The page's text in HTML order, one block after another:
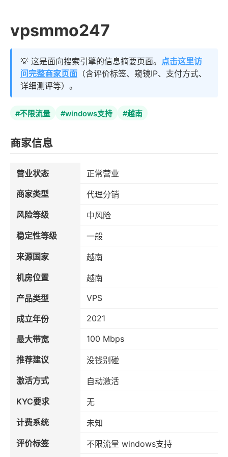
vpsmmo247
💡 这是面向搜索引擎的信息摘要页面。 点击这里访
问完整商家页面 （含评价标签、窥镜IP、支付方式、
详细测评等）。
#不限流量 #windows支持 #越南
商家信息
营业状态
正常营业
商家类型
代理分销
风险等级
中风险
稳定性等级
一般
来源国家
越南
机房位置
越南
产品类型
VPS
成立年份 2021
最大带宽 100 Mbps
推荐建议
没钱别碰
激活方式
自动激活
KYC要求
无
计费系统
未知
评价标签
不限流量 windows支持